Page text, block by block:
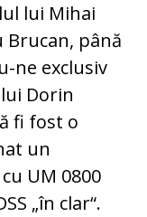
lui Mihai
Brucan, până
ne exclusiv
Dorin
fi fost o
un
UM 0800
„în clar“.